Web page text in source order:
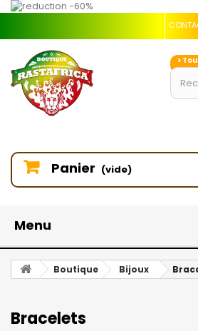
>
Panier (vide)
Menu
Boutique Bijoux
Bracelets